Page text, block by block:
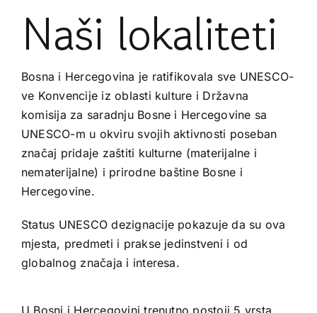
Naši lokaliteti
Bosna i Hercegovina je ratifikovala sve UNESCO-
ve Konvencije iz oblasti kulture i Državna
komisija za saradnju Bosne i Hercegovine sa
UNESCO-m u okviru svojih aktivnosti poseban
značaj pridaje zaštiti kulturne (materijalne i
nematerijalne) i prirodne baštine Bosne i
Hercegovine.
Status UNESCO dezignacije pokazuje da su ova
mjesta, predmeti i prakse jedinstveni i od
globalnog značaja i interesa.
U Bosni i Hercegovini trenutno postoji 5 vrsta